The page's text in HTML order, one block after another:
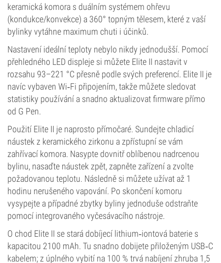
keramická komora s duálním systémem ohřevu
(kondukce/konvekce) a 360° topným tělesem, které z vaší
bylinky vytáhne maximum chuti i účinků.
Nastavení ideální teploty nebylo nikdy jednodušší. Pomocí
přehledného LED displeje si můžete Elite II nastavit v
rozsahu 93–221 °C přesně podle svých preferencí. Elite II je
navíc vybaven Wi‑Fi připojením, takže můžete sledovat
statistiky používání a snadno aktualizovat firmware přímo
od G Pen.
Použití Elite II je naprosto přímočaré. Sundejte chladicí
náustek z keramického zirkonu a zpřístupní se vám
zahřívací komora. Nasypte dovnitř oblíbenou nadrcenou
bylinu, nasaďte náustek zpět, zapněte zařízení a zvolte
požadovanou teplotu. Následně si můžete užívat až 1
hodinu nerušeného vapování. Po skončení komoru
vysypejte a případné zbytky byliny jednoduše odstraňte
pomocí integrovaného vyčesávacího nástroje.
O chod Elite II se stará dobíjecí lithium‑iontová baterie s
kapacitou 2100 mAh. Tu snadno dobijete přiloženým USB‑C
kabelem; z úplného vybití na 100 % trvá nabíjení zhruba 1,5